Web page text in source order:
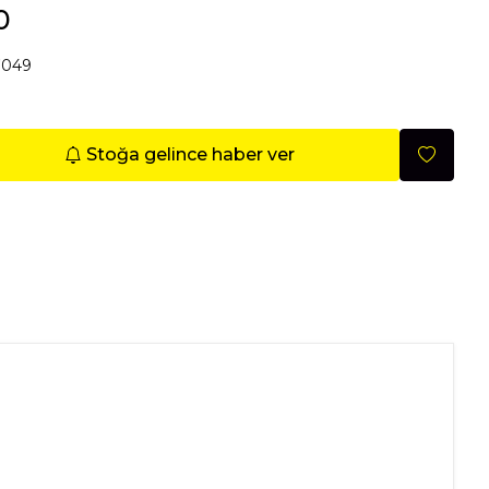
Nisan 2026Stoğa gelince haber ver